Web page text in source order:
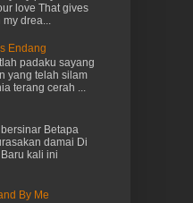
love That gives
my drea...
Endang
padaku sayang
yang telah silam
terang cerah ...
Betapa
damai Di
kali ini
By Me